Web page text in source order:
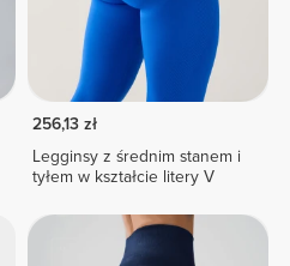
256,13 zł
Legginsy z średnim stanem i
tyłem w kształcie litery V